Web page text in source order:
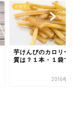
お菓子
芋けんぴのカロリー
質は？１本・１袋で
2016年9